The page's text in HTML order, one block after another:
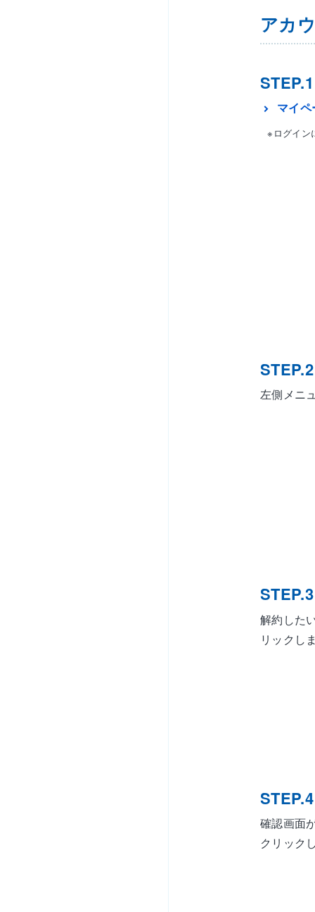
アカ
STEP.1
マイペ
※ログイン
STEP.2
左側メニ
STEP.3
解約した
リックし
STEP.4
確認画面
クリック